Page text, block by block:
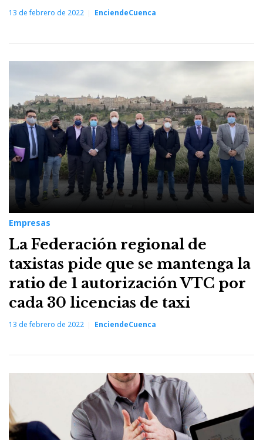
13 de febrero de 2022 EnciendeCuenca
Empresas
La Federación regional de
taxistas pide que se mantenga la
ratio de 1 autorización VTC por
cada 30 licencias de taxi
13 de febrero de 2022 EnciendeCuenca